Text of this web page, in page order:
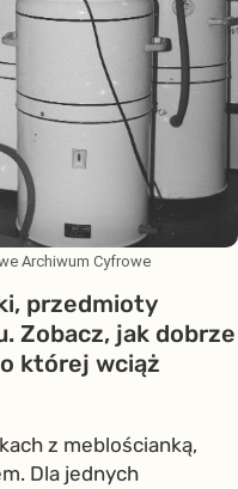
Archiwum Cyfrowe
przedmioty
Zobacz, jak dobrze
której wciąż
z meblościanką,
Dla jednych